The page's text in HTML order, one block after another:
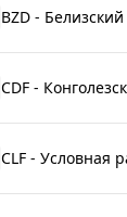
BZD -
CDF -
CLF - Условная